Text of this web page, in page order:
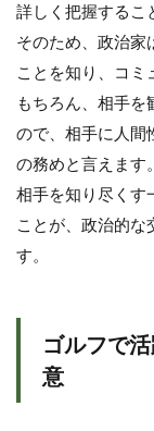
詳しく把握するこ
そのため、政治家
ことを知り、コミ
もちろん、相手を
ので、相手に人間
の務めと言えます。
相手を知り尽くす
ことが、政治的な
す。
ゴルフで
意